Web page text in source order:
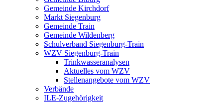
Gemeinde Kirchdorf
Markt Siegenburg
Gemeinde Train
Gemeinde Wildenberg
Schulverband Siegenburg-Train
WZV Siegenburg-Train
Trinkwasseranalysen
Aktuelles vom WZV
Stellenangebote vom WZV
Verbände
ILE-Zugehörigkeit